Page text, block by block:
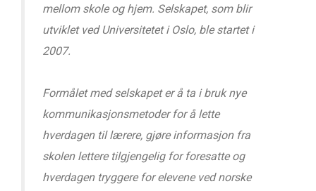
mellom skole og hjem. Selskapet, som blir
utviklet ved Universitetet i Oslo, ble startet i
2007.
Formålet med selskapet er å ta i bruk nye
kommunikasjonsmetoder for å lette
hverdagen til lærere, gjøre informasjon fra
skolen lettere tilgjengelig for foresatte og
hverdagen tryggere for elevene ved norske